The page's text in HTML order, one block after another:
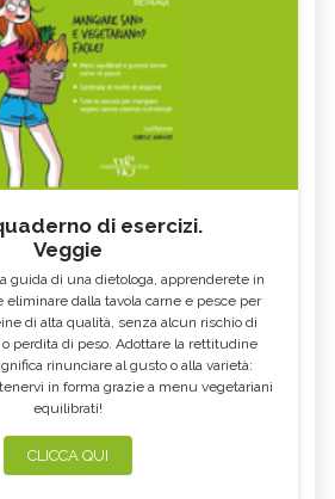
di esercizi.
Veggie
guida di una dietologa, apprenderete in
eliminare dalla tavola carne e pesce per
di alta qualità, senza alcun rischio di
perdita di peso. Adottare la rettitudine
rinunciare al gusto o alla varietà:
in forma grazie a menu vegetariani
equilibrati!
CLICCA QUI